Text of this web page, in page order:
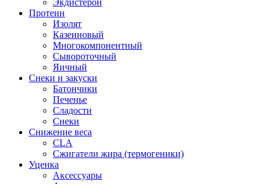
Протеин
Изолят
Казеиновый
Многокомпонентный
Сывороточный
Яичный
Снеки и закуски
Батончики
Печенье
Сладости
Снеки
Снижение веса
CLA
Сжигатели жира (термогеники)
Уценка
Аксессуары